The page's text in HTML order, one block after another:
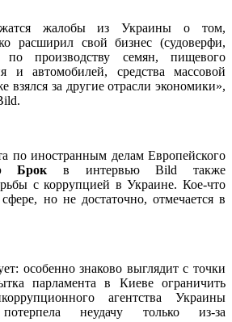
жалобы из Украины о том,
расширил свой бизнес (судоверфи,
производству семян, пищевого
и автомобилей, средства массовой
за другие отрасли экономики»,
по иностранным делам Европейского
Брок в интервью Bild также
с коррупцией в Украине. Кое-что
но не достаточно, отмечается в
особенно знаково выглядит с точки
парламента в Киеве ограничить
агентства Украины
неудачу только из-за